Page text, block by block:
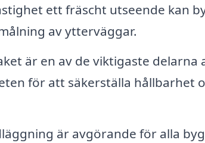
ett fräscht utseende kan
av ytterväggar.
är en av de viktigaste delarna
för att säkerställa hållbarhet
är avgörande för alla